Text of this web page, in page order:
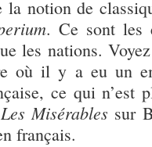
la notion de
. Ce sont les
les nations.
où il y a eu un
ce qui n’est
Les Misérables sur
français.